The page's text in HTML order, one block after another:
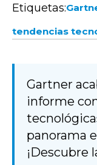
Etiquetas:
tendencias
Gartner
informe
panorama
¡Descubre